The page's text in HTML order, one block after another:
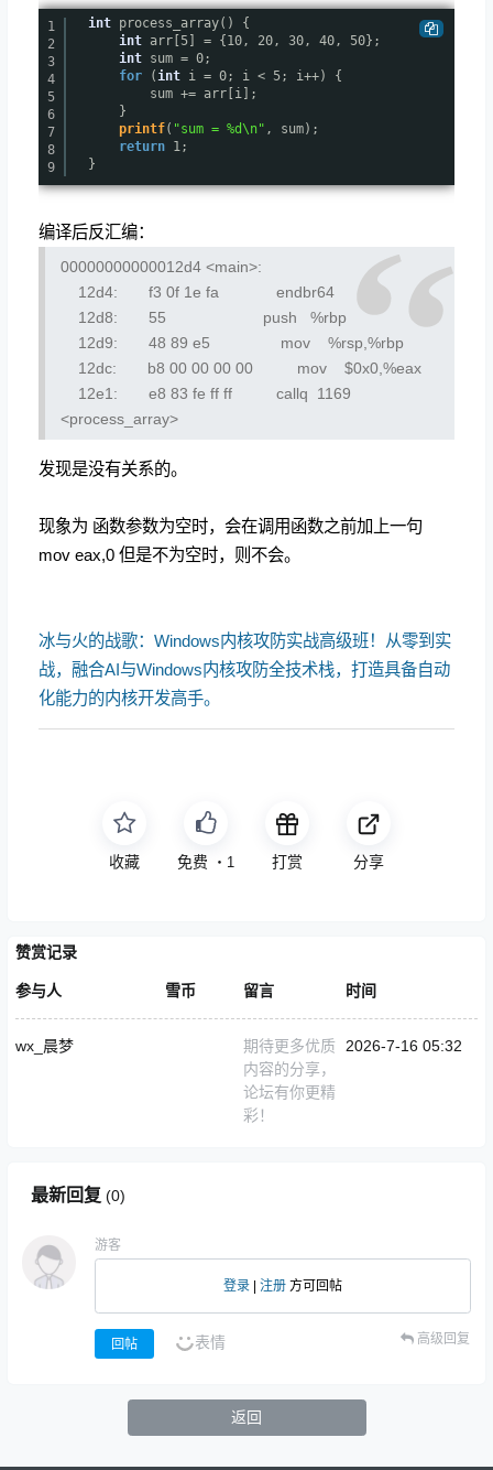
1
2
3
4
5
6
7
8
9
int process_array() {
int arr[5] = {10, 20, 30, 40, 50};
int sum = 0;
for
( int i = 0; i < 5; i++) {
sum += arr[i];
}
printf( "sum = %d\n" , sum);
return 1;
}
编译后反汇编：
00000000000012d4 <main>:
12d4: f3 0f 1e fa endbr64
12d8: 55 push %rbp
12d9: 48 89 e5 mov %rsp,%rbp
12dc: b8 00 00 00 00 mov $0x0,%eax
12e1: e8 83 fe ff ff callq 1169
<process_array>
发现是没有关系的。
现象为 函数参数为空时，会在调用函数之前加上一句
mov eax,0 但是不为空时，则不会。
冰与火的战歌：Windows内核攻防实战高级班！从零到实
战，融合AI与Windows内核攻防全技术栈，打造具备自动
化能力的内核开发高手。
收藏 免费 ・ 1 打赏 分享
赞赏记录
参与人 雪币 留言 时间
wx_晨梦
期待更多优质
内容的分享，
论坛有你更精
彩！
2026-7-16 05:32
最新回复 (0)
游客
登录 注册 方可回帖
回帖 表情 高级回复
返回